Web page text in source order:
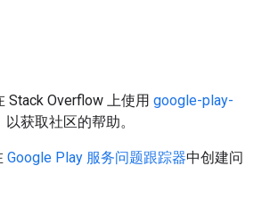
Stack Overflow 上使用 google-play-
获取社区的帮助。
Google Play 服务问题跟踪器中创建问